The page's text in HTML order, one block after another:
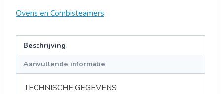
Ovens en Combisteamers
Beschrijving
Aanvullende informatie
TECHNISCHE GEGEVENS